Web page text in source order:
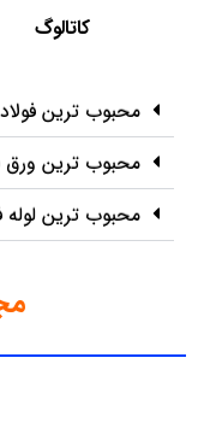
کاتالوگ
محبوب ترین فولاد
محبوب ترین ورق
محبوب ترین لوله